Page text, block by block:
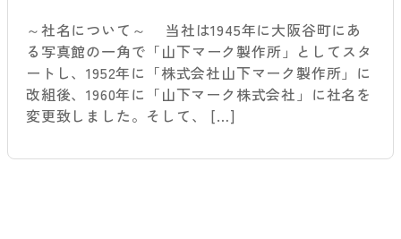
～社名について～ 当社は1945年に大阪谷町にあ
る写真館の一角で「山下マーク製作所」としてスタ
ートし、1952年に「株式会社山下マーク製作所」に
改組後、1960年に「山下マーク株式会社」に社名を
変更致しました。そして、 […]